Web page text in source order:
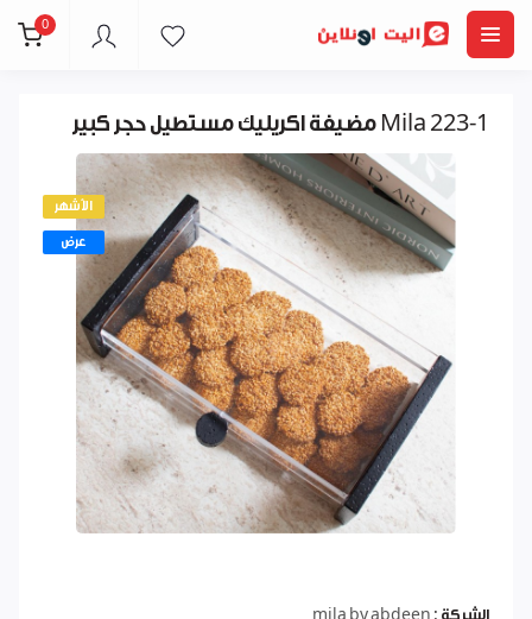
0
مضيفة اكريليك مستطيل حجر كبير Mila 223-1
الأشهر
عرض
الشركة : mila by abdeen